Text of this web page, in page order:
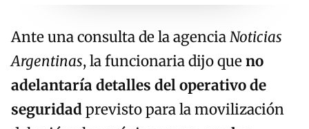
Ante una consulta de la agenciaNoticias
Argentinas, la funcionaria dijo queno
adelantaría detalles del operativo de
seguridadprevisto para la movilización